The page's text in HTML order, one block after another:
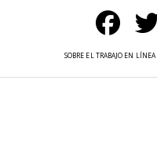
SOBRE EL TRABAJO EN LÍNEA